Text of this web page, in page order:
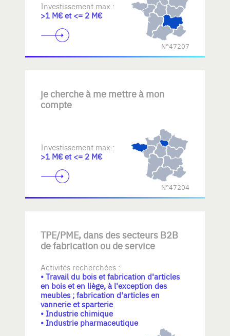
Investissement max :
>1 M€ et <= 2 M€
N°47207
je cherche à me mettre à mon
compte
Investissement max :
>1 M€ et <= 2 M€
N°47204
TPE/PME, dans des secteurs B2B
de fabrication ou de service
Activités recherchées :
• Travail du bois et fabrication d'articles
en bois et en liège, à l'exception des
meubles ; fabrication d'articles en
vannerie et sparterie
• Industrie chimique
• Industrie pharmaceutique